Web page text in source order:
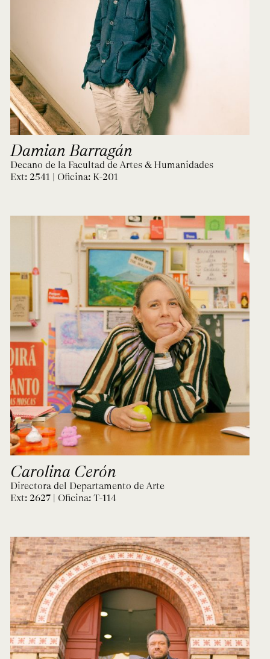
Configuración de cookies
Universidad de los Andes | Vigilada Mineducación.
Reconocimiento como universidad: Decreto 1297 del 30
de mayo de 1964. Reconocimiento de personería jurídica:
Resolución 28 del 23 de febrero de 1949, Minjusticia.
Acreditación institucional de alta calidad, 10 años:
Ext. 2626
Educación
Continua
Ext. 4795
Damian Barragán
Decano de la Facultad de Artes & Humanidades
Ext: 2541 | Oficina: K-201
Carolina Cerón
Directora del Departamento de Arte
Ext: 2627 | Oficina: T-114